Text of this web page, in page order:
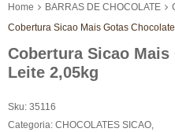
Home BARRAS DE CHOCOLATE
Cobertura Sicao Mais Gotas
Cobertura Sicao
Leite 2,05kg
Sku: 35116
Categoria: CHOCOLATES SICAO